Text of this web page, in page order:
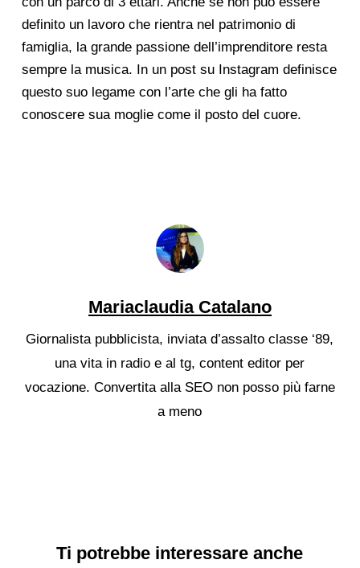
definito un lavoro che rientra nel patrimonio di
famiglia, la grande passione dell’imprenditore resta
sempre la musica. In un post su Instagram definisce
questo suo legame con l’arte che gli ha fatto
conoscere sua moglie come il posto del cuore.
Mariaclaudia Catalano
Giornalista pubblicista, inviata d’assalto classe ‘89,
una vita in radio e al tg, content editor per
vocazione. Convertita alla SEO non posso più farne
a meno
Ti potrebbe interessare anche